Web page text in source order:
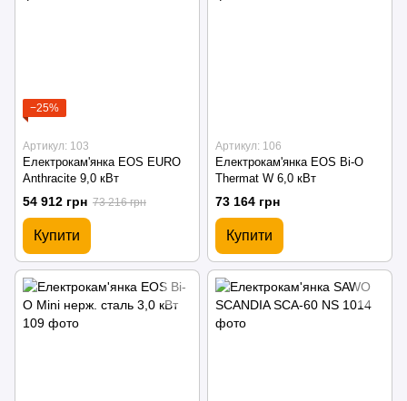
−25%
Артикул: 103
Електрокам'янка EOS EURO
Anthracite 9,0 кВт
54 912 грн 73 216 грн
Купити
Артикул: 106
Електрокам'янка EOS Bi-O
Thermat W 6,0 кВт
73 164 грн
Купити